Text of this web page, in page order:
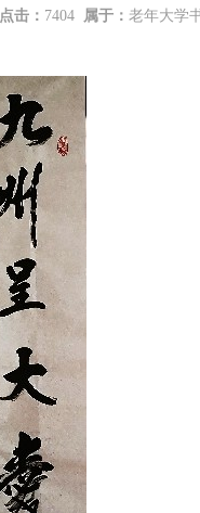
点击： 7404 属于： 老年大学